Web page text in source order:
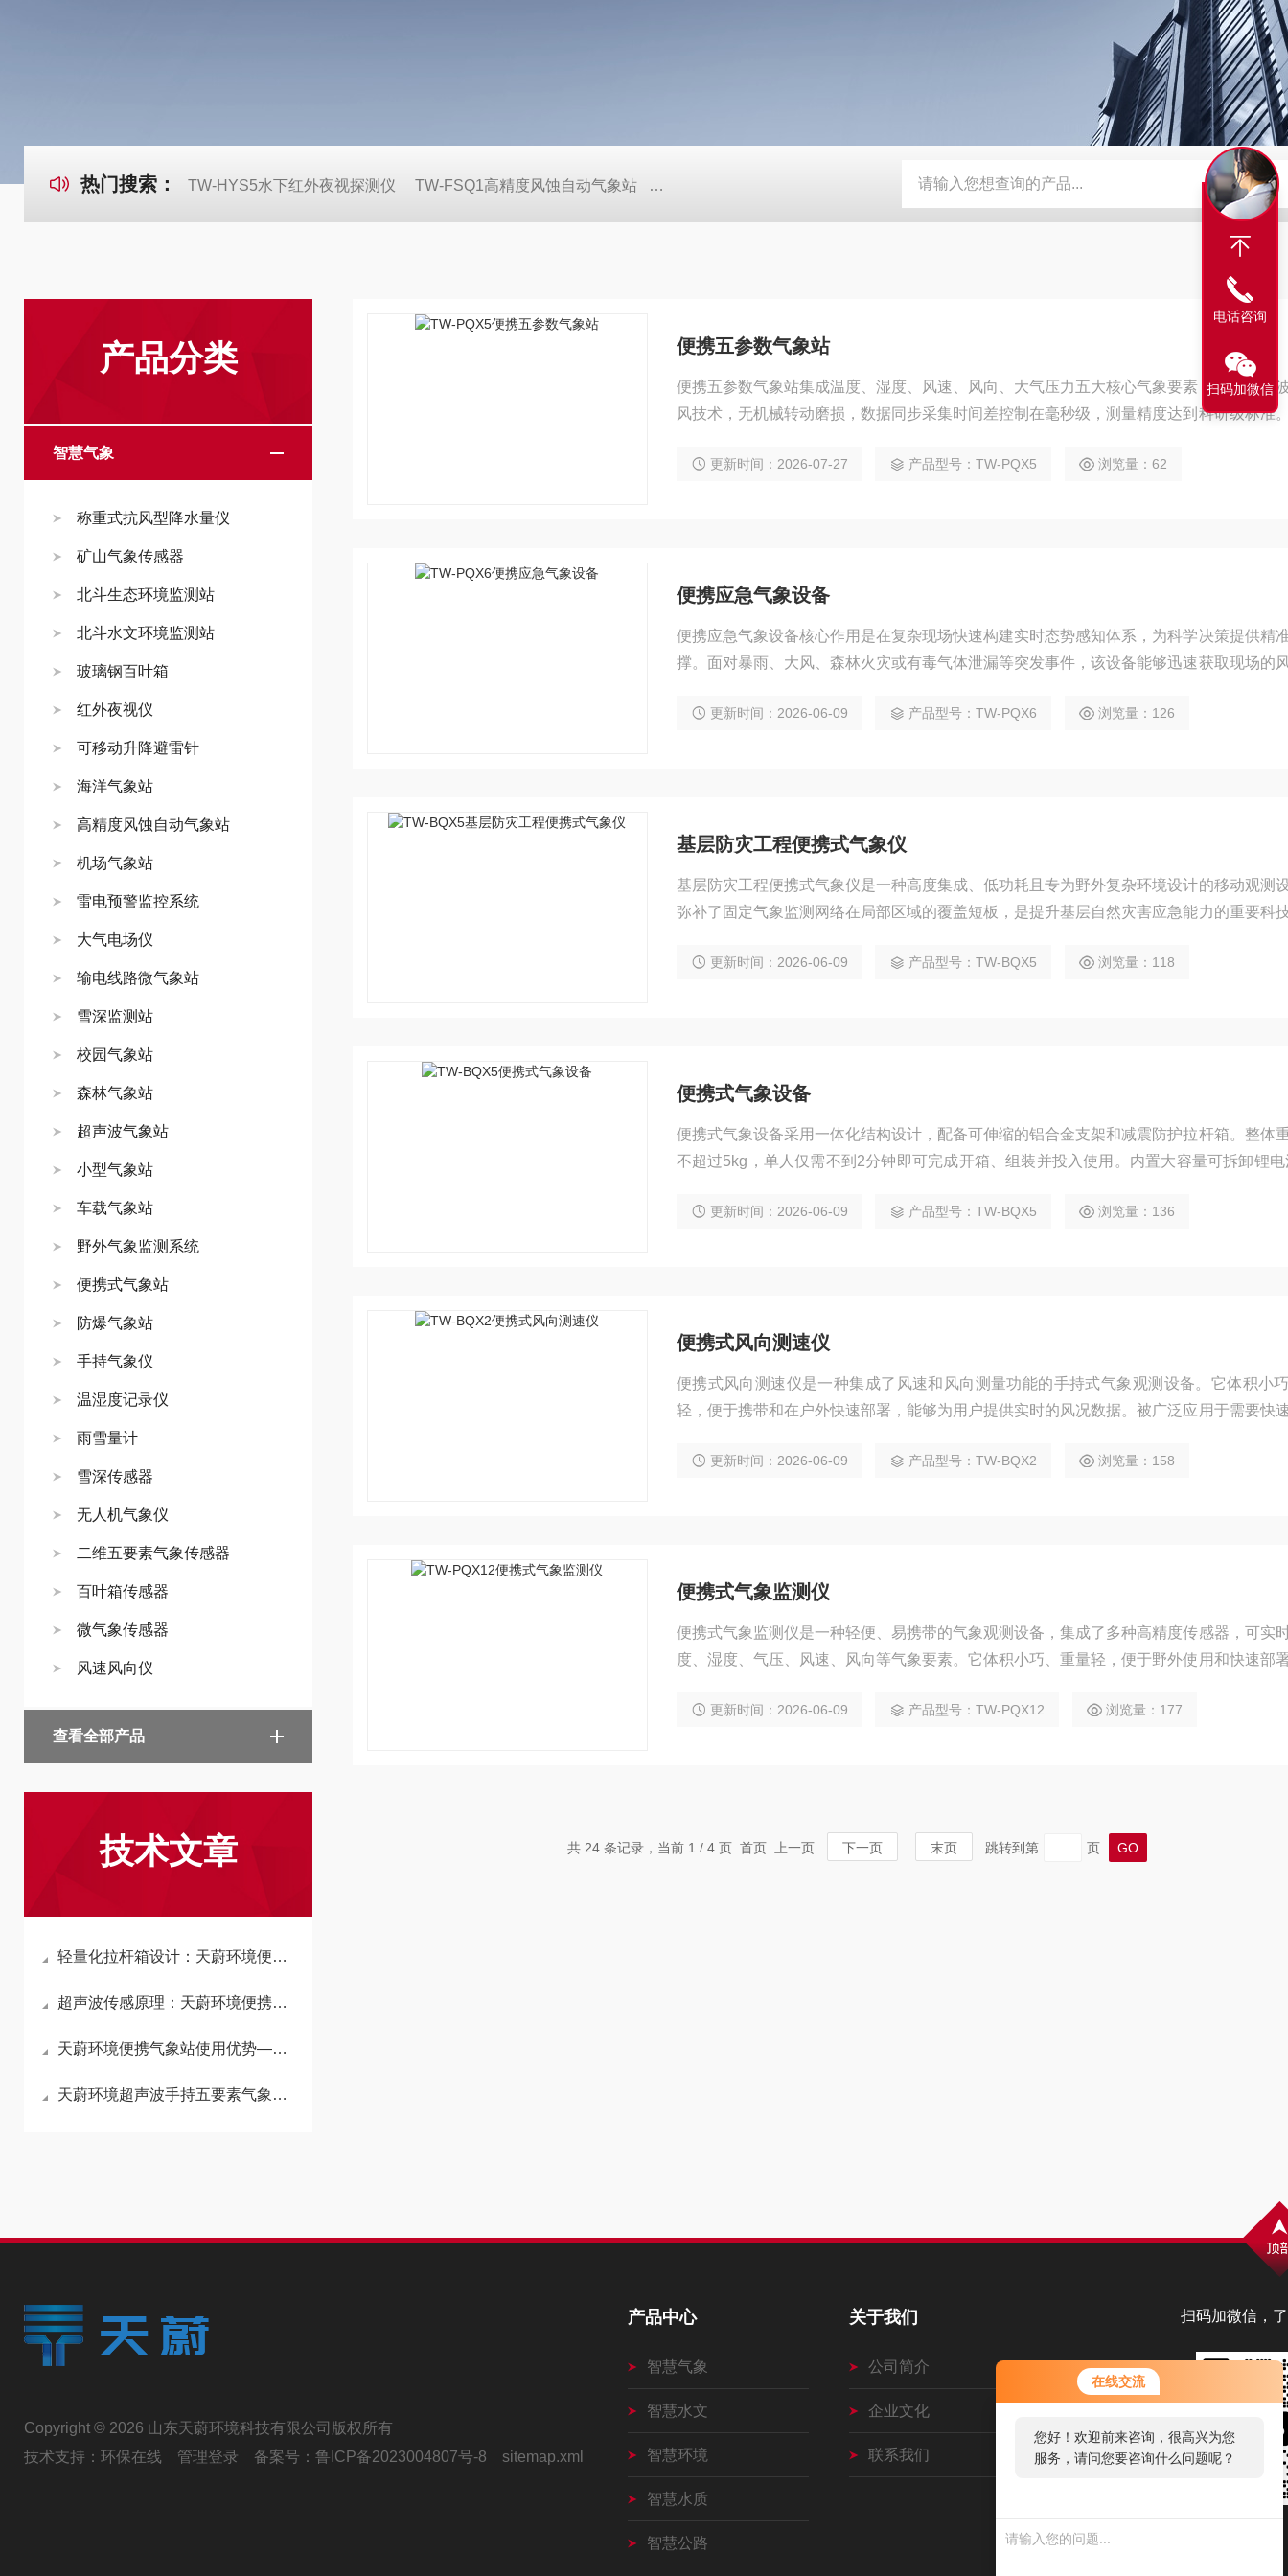
在线交流
您好！欢迎前来咨询，很高兴为您
服务，请问您要咨询什么问题呢？
您好，看您停留很久了，是否找到
了需求产品，您可以直接在线与我
热门搜索： TW-HYS5水下红外夜视探测仪 TW-FSQ1高精度风蚀自动气象站 TW-LS6+手持式声学多普勒流速仪 TW-WSD3数字式温湿度记录仪 TW-WSD1温湿度记
产品分类
智慧气象
称重式抗风型降水量仪
矿山气象传感器
北斗生态环境监测站
北斗水文环境监测站
玻璃钢百叶箱
红外夜视仪
可移动升降避雷针
海洋气象站
高精度风蚀自动气象站
机场气象站
雷电预警监控系统
大气电场仪
输电线路微气象站
雪深监测站
校园气象站
森林气象站
超声波气象站
小型气象站
车载气象站
野外气象监测系统
便携式气象站
防爆气象站
手持气象仪
温湿度记录仪
雨雪量计
雪深传感器
无人机气象仪
二维五要素气象传感器
百叶箱传感器
微气象传感器
风速风向仪
查看全部产品
技术文章
轻量化拉杆箱设计：天蔚环境便携气象站，复杂地形也能轻松抵达监测点
超声波传感原理：天蔚环境便携式综合气象站实现移动场景下的高精度监测
天蔚环境便携气象站使用优势—配备伸缩支架与防护拉杆箱，于野外快速部署
天蔚环境超声波手持五要素气象仪结构—轻量化铝合金手柄，单手握持更便捷
便携五参数气象站
便携五参数气象站集成温度、湿度、风速、风向、大气压力五大核心气象要素，采用超声
风技术，无机械转动磨损，数据同步采集时间差控制在毫秒级，测量精度达到科研级标准
更新时间：2026-07-27 产品型号：TW-PQX5 浏览量：62
便携应急气象设备
便携应急气象设备核心作用是在复杂现场快速构建实时态势感知体系，为科学决策提供精
撑。面对暴雨、大风、森林火灾或有毒气体泄漏等突发事件，该设备能够迅速获取现场的
确研判火势蔓延趋势、污染物扩散路径或次生灾害风险，从而合理规划救援路线、划定疏
更新时间：2026-06-09 产品型号：TW-PQX6 浏览量：126
基层防灾工程便携式气象仪
基层防灾工程便携式气象仪是一种高度集成、低功耗且专为野外复杂环境设计的移动观测
弥补了固定气象监测网络在局部区域的覆盖短板，是提升基层自然灾害应急能力的重要科
数。型号还可扩展监测海拔、二氧化碳浓度等指标，并能捕捉影响局部微气候的细微变化
更新时间：2026-06-09 产品型号：TW-BQX5 浏览量：118
便携式气象设备
便携式气象设备采用一体化结构设计，配备可伸缩的铝合金支架和减震防护拉杆箱。整体
不超过5kg，单人仅需不到2分钟即可完成开箱、组装并投入使用。内置大容量可拆卸锂
航焦虑。 摒弃了传统的机械式风杯，普遍采用顶盖隐藏式超声波探头。这种无移动部件
更新时间：2026-06-09 产品型号：TW-BQX5 浏览量：136
便携式风向测速仪
便携式风向测速仪是一种集成了风速和风向测量功能的手持式气象观测设备。它体积小
轻，便于携带和在户外快速部署，能够为用户提供实时的风况数据。被广泛应用于需要快
测、森林防火巡查、温室大棚通风管理。交通与工业铁路、港口、机场、索道、建筑工地
更新时间：2026-06-09 产品型号：TW-BQX2 浏览量：158
便携式气象监测仪
便携式气象监测仪是一种轻便、易携带的气象观测设备，集成了多种高精度传感器，可实
度、湿度、气压、风速、风向等气象要素。它体积小巧、重量轻，便于野外使用和快速部
林、环保、应急监测等领域，为户外作业、科学研究、农业生产等提供关键气象数据支持
更新时间：2026-06-09 产品型号：TW-PQX12 浏览量：177
共 24 条记录，当前 1 / 4 页 首页 上一页 下一页 末页 跳转到第 页
扫码加微信，
Copyright © 2026 山东天蔚环境科技有限公司版权所有
技术支持： 环保在线 管理登录 备案号： 鲁ICP备2023004807号-8 sitemap.xml
产品中心
智慧气象
智慧水文
智慧环境
智慧水质
智慧公路
关于我们
公司简介
企业文化
联系我们
电话咨询
扫码加微信